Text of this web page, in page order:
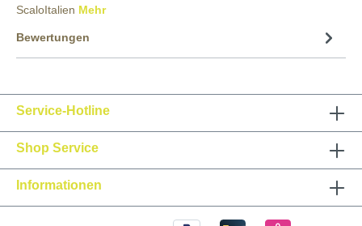
ScaloItalien Mehr
Bewertungen
Service-Hotline
Shop Service
Informationen